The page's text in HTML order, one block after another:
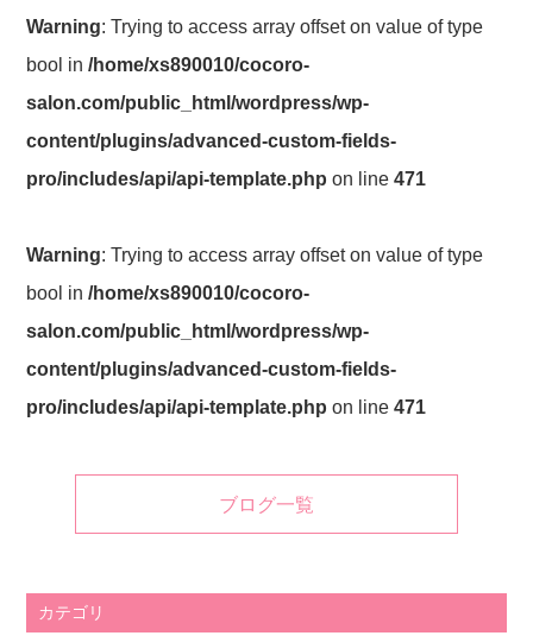
Warning: Trying to access array offset on value of type
bool in/home/xs890010/cocoro-
salon.com/public_html/wordpress/wp-
content/plugins/advanced-custom-fields-
pro/includes/api/api-template.php on line471
Warning: Trying to access array offset on value of type
bool in/home/xs890010/cocoro-
salon.com/public_html/wordpress/wp-
content/plugins/advanced-custom-fields-
pro/includes/api/api-template.php on line471
ブログ一覧
カテゴリ